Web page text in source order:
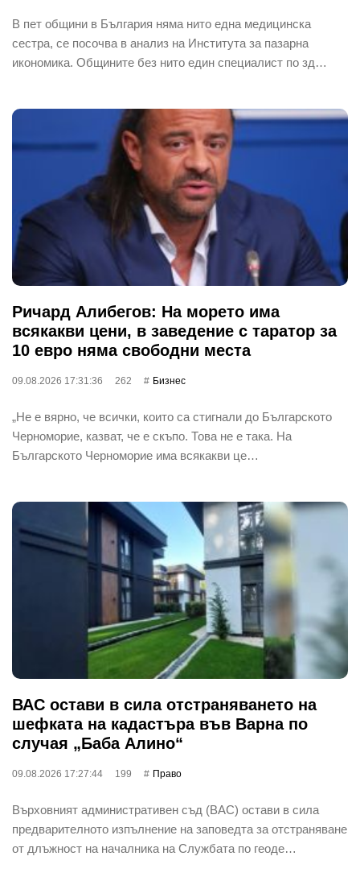
В пет общини в България няма нито една медицинска
сестра, се посочва в анализ на Института за пазарна
икономика. Общините без нито един специалист по зд…
Ричард Алибегов: На морето има
всякакви цени, в заведение с таратор за
10 евро няма свободни места
09.08.2026 17:31:36 262 Бизнес
„Не е вярно, че всички, които са стигнали до Българското
Черноморие, казват, че е скъпо. Това не е така. На
Българското Черноморие има всякакви це…
ВАС остави в сила отстраняването на
шефката на кадастъра във Варна по
случая „Баба Алино“
09.08.2026 17:27:44 199 Право
Върховният административен съд (ВАС) остави в сила
предварителното изпълнение на заповедта за отстраняване
от длъжност на началника на Службата по геоде…